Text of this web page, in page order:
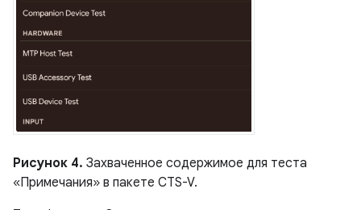
Рисунок 4. Захваченное содержимое для теста
«Примечания» в пакете CTS-V.